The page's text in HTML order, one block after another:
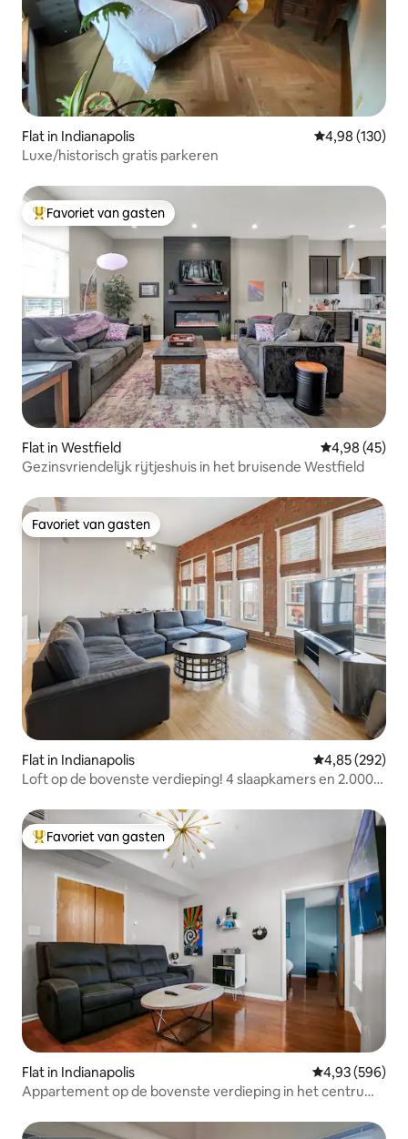
Flat in Indianapolis Gemiddelde
4,98 (130)
Luxe/historisch gratis parkeren
Topfavoriet van gasten
Favoriet van gasten
Flat in Westfield Gemiddelde
4,98 (45)
Gezinsvriendelijk rijtjeshuis in het bruisende Westfield
Favoriet van gasten
Favoriet van gasten
Flat in Indianapolis Gemiddelde
4,85 (292)
Loft op de bovenste verdieping! 4 slaapkamers en 2.000
Topfavoriet van gasten
Favoriet van gasten
Flat in Indianapolis Gemiddelde
4,93 (596)
Appartement op de bovenste verdieping in het centrum